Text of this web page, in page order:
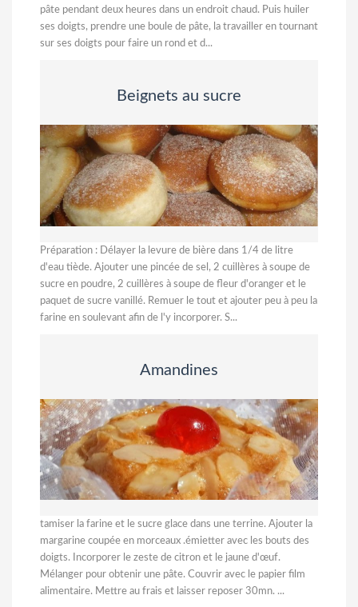
pâte pendant deux heures dans un endroit chaud. Puis huiler
ses doigts, prendre une boule de pâte, la travailler en tournant
sur ses doigts pour faire un rond et d...
Beignets au sucre
Préparation : Délayer la levure de bière dans 1/4 de litre
d'eau tiède. Ajouter une pincée de sel, 2 cuillères à soupe de
sucre en poudre, 2 cuillères à soupe de fleur d'oranger et le
paquet de sucre vanillé. Remuer le tout et ajouter peu à peu la
farine en soulevant afin de l'y incorporer. S...
Amandines
tamiser la farine et le sucre glace dans une terrine. Ajouter la
margarine coupée en morceaux .émietter avec les bouts des
doigts. Incorporer le zeste de citron et le jaune d'œuf.
Mélanger pour obtenir une pâte. Couvrir avec le papier film
alimentaire. Mettre au frais et laisser reposer 30mn. ...